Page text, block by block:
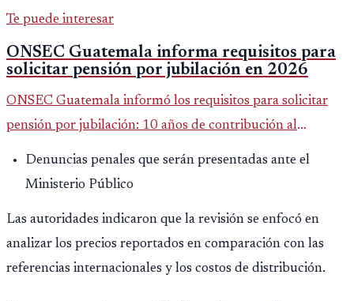
Te puede interesar
ONSEC Guatemala informa requisitos para
solicitar pensión por jubilación en 2026
ONSEC Guatemala informó los requisitos para solicitar
pensión por jubilación: 10 años de contribución al
Montepío y 50 años de edad, o 20 años de servicio sin
importar edad.
Denuncias penales que serán presentadas ante el
Ministerio Público
Las autoridades indicaron que la revisión se enfocó en
analizar los precios reportados en comparación con las
referencias internacionales y los costos de distribución.